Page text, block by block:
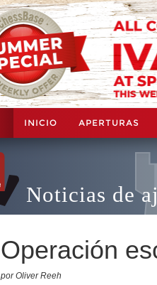
INICIO APERTURAS
Noticias de
Operación
por Oliver Reeh